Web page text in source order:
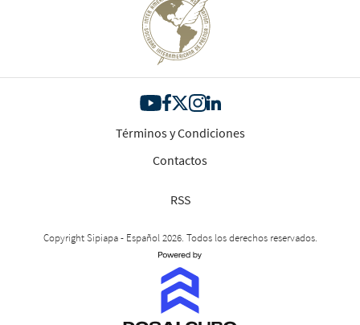
Términos y Condiciones
Contactos
RSS
Copyright Sipiapa - Español 2026. Todos los derechos reservados.